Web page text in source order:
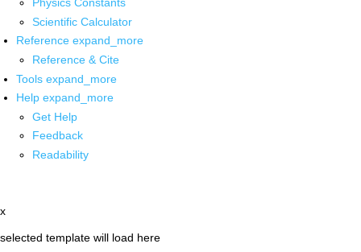
Physics Constants
Scientific Calculator
Reference expand_more
Reference & Cite
Tools expand_more
Help expand_more
Get Help
Feedback
Readability
x
selected template will load here